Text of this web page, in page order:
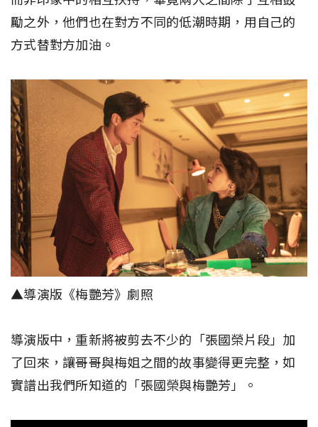
勵之外，他們也在對方不同的低潮時期，用自己的
方式替對方加油。
▲導演版《梅艷芳》劇照
導演版中，重新將被剪去不少的「張國榮片段」加
了回來，讓哥哥與梅姐之間的故事變得更完整，如
實譜出我們所知道的「張國榮與梅艷芳」。